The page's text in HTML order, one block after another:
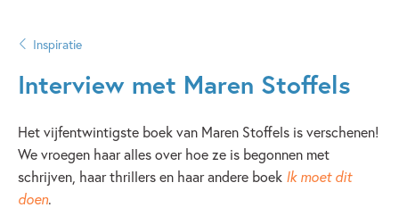
Inspiratie
Interview met Maren Stoffels
Het vijfentwintigste boek van Maren Stoffels is verschenen!
We vroegen haar alles over hoe ze is begonnen met
schrijven, haar thrillers en haar andere boek Ik moet dit
doen.